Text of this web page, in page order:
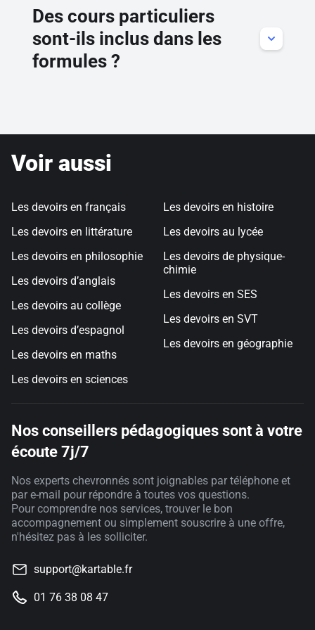
trouvera sur Kartable la plus grande banque
d'exercices de toutes difficultés pour se maintenir
au meilleur niveau.
Des cours particuliers
sont-ils inclus dans les
formules ?
relation</a> avec l'un de nos professeurs
Voir aussi
Les devoirs en français
Les devoirs en littérature
Les devoirs en philosophie
Les devoirs d’anglais
Les devoirs au collège
Les devoirs d’espagnol
Les devoirs en maths
Les devoirs en sciences
Les devoirs en histoire
Les devoirs au lycée
Les devoirs de physique-
chimie
Les devoirs en SES
Les devoirs en SVT
Les devoirs en géographie
Nos conseillers pédagogiques sont à votre
écoute 7j/7
Nos experts chevronnés sont joignables par téléphone et
par e-mail pour répondre à toutes vos questions.
Pour comprendre nos services, trouver le bon
accompagnement ou simplement souscrire à une offre,
n'hésitez pas à les solliciter.
support@kartable.fr
01 76 38 08 47